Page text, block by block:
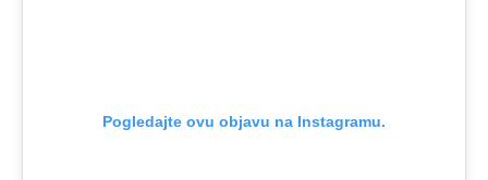
Pogledajte ovu objavu na Instagramu.